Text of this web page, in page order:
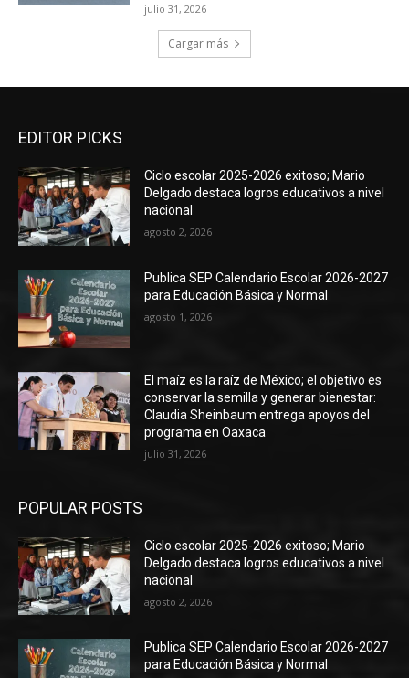
julio 31, 2026
Cargar más
EDITOR PICKS
Ciclo escolar 2025-2026 exitoso; Mario
Delgado destaca logros educativos a nivel
nacional
agosto 2, 2026
Publica SEP Calendario Escolar 2026-2027
para Educación Básica y Normal
agosto 1, 2026
El maíz es la raíz de México; el objetivo es
conservar la semilla y generar bienestar:
Claudia Sheinbaum entrega apoyos del
programa en Oaxaca
julio 31, 2026
POPULAR POSTS
Ciclo escolar 2025-2026 exitoso; Mario
Delgado destaca logros educativos a nivel
nacional
agosto 2, 2026
Publica SEP Calendario Escolar 2026-2027
para Educación Básica y Normal